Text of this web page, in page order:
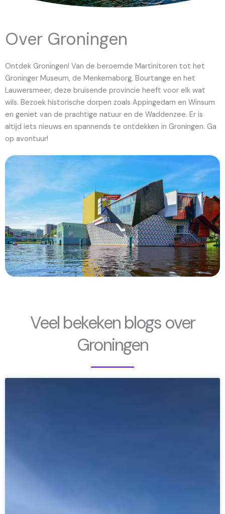
Over Groningen
Ontdek Groningen! Van de beroemde Martinitoren tot het
Groninger Museum, de Menkemaborg, Bourtange en het
Lauwersmeer, deze bruisende provincie heeft voor elk wat
wils. Bezoek historische dorpen zoals Appingedam en Winsum
en geniet van de prachtige natuur en de Waddenzee. Er is
altijd iets nieuws en spannends te ontdekken in Groningen. Ga
op avontuur!
Veel bekeken blogs over
Groningen